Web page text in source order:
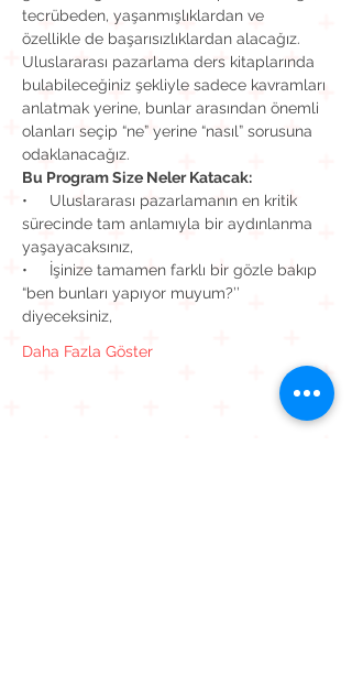
tecrübeden, yaşanmışlıklardan ve
özellikle de başarısızlıklardan alacağız.
Uluslararası pazarlama ders kitaplarında
bulabileceğiniz şekliyle sadece kavramları
anlatmak yerine, bunlar arasından önemli
olanları seçip “ne” yerine “nasıl” sorusuna
•     Uluslararası pazarlamanın en kritik
sürecinde tam anlamıyla bir aydınlanma
•     İşinize tamamen farklı bir gözle bakıp
“ben bunları yapıyor muyum?’’
Daha Fazla Göster